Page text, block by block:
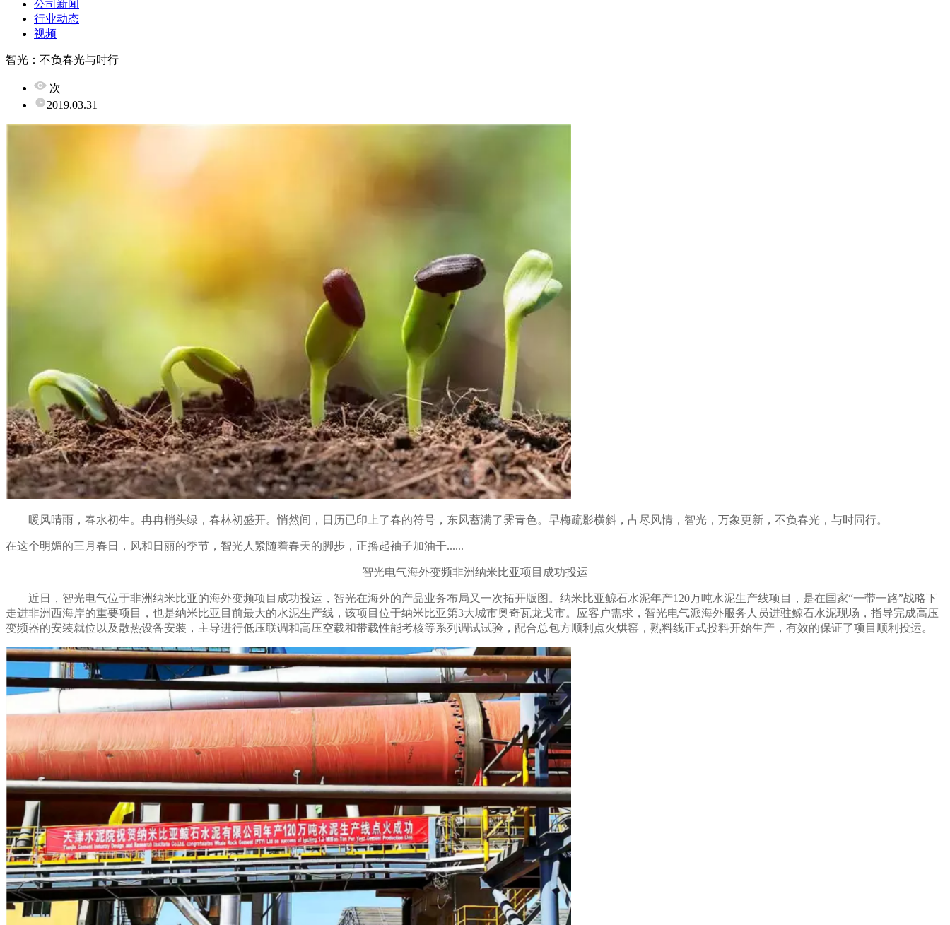
公司新闻
行业动态
视频
智光：不负春光与时行
次
2019.03.31
暖风晴雨，春水初生。冉冉梢头绿，春林初盛开。悄然间，日历已印上了春的符号，东风蓄满了霁青色。早梅疏影横斜，占尽风情，智光，万象更新，不负春光，与时同行。
在这个明媚的三月春日，风和日丽的季节，智光人紧随着春天的脚步， 正撸起袖子加油干......
智光电气海外变频非洲纳米比亚项目成功投运
近日，智光电气位于非洲纳米比亚的海外变频项目成功投运，智光在海外的产品业务布局又一次拓开版图。纳米比亚鲸石水泥年产120万吨水泥生产线项目，是在国家“一带一路”战略下
走进非洲西海岸的重要项目，也是纳米比亚目前最大的水泥生产线，该项目位于纳米比亚第3大城市奥奇瓦龙戈市。 应客户需求，智光电气派海外服务人员进驻鲸石水泥现场，指导完成高压
变频器的安装就位以及散热设备安装，主导进行低压联调和高压空载和带载性能考核等系列调试试验，配合总包方顺利点火烘窑，熟料线正式投料开始生产，有效的保证了项目顺利投运。